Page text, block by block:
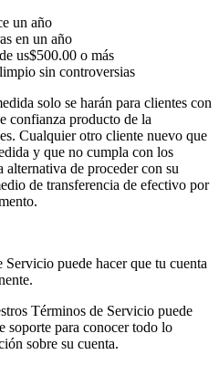
un año
en un año
us$500.00 o más
sin controversias
solo se harán para clientes con
confianza producto de la
Cualquier otro cliente nuevo que
y que no cumpla con los
de proceder con su
de transferencia de efectivo por
puede hacer que tu cuenta
Términos de Servicio puede
soporte para conocer todo lo
sobre su cuenta.